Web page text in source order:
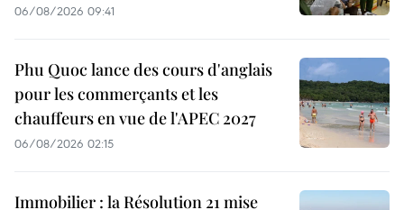
06/08/2026 09:41
Phu Quoc lance des cours d'anglais
pour les commerçants et les
chauffeurs en vue de l'APEC 2027
06/08/2026 02:15
Immobilier : la Résolution 21 mise